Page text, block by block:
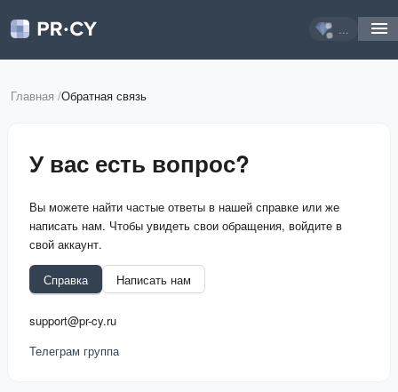
...
Главная /Обратная связь
У вас есть вопрос?
Вы можете найти частые ответы в нашей справке или же
написать нам. Чтобы увидеть свои обращения, войдите в
свой аккаунт.
Справка Написать нам
support@pr-cy.ru
Телеграм группа